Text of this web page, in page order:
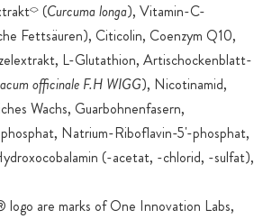
(Curcuma longa), Vitamin-C-
Fettsäuren), Citicolin, Coenzym Q10,
L-Glutathion, Artischockenblatt-
officinale F.H WIGG), Nicotinamid,
Wachs, Guarbohnenfasern,
Natrium-Riboflavin-5'-phosphat,
(-acetat, -chlorid, -sulfat),
are marks of One Innovation Labs,